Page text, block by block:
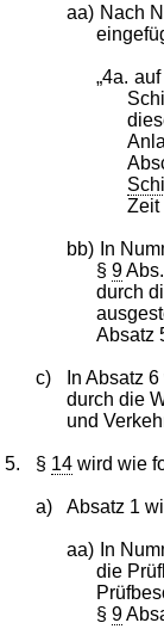
aa) Nach
„4a.
Zeit
bb)
In
§9
durch
Absatz
c)
In Absatz
durch die
und
5. § 14 wird wie
a) Absatz 1
aa)
In
die
§9